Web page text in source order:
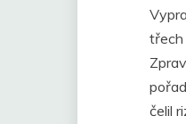
třech
čelil